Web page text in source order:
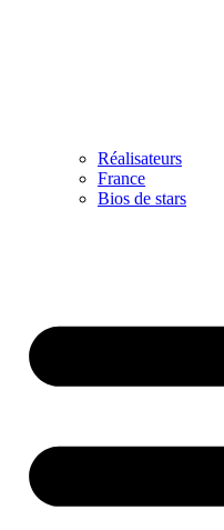
Réalisateurs
France
Bios de stars